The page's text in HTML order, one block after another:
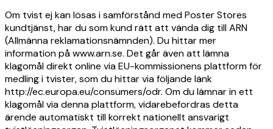
Om tvist ej kan lösas i samförstånd med Poster Stores
kundtjänst, har du som kund rätt att vända dig till ARN
(Allmänna reklamationsnämnden). Du hittar mer
information på www.arn.se. Det går även att lämna
klagomål direkt online via EU-kommissionens plattform för
medling i tvister, som du hittar via följande länk
http://ec.europa.eu/consumers/odr. Om du lämnar in ett
klagomål via denna plattform, vidarebefordras detta
ärende automatiskt till korrekt nationellt ansvarigt